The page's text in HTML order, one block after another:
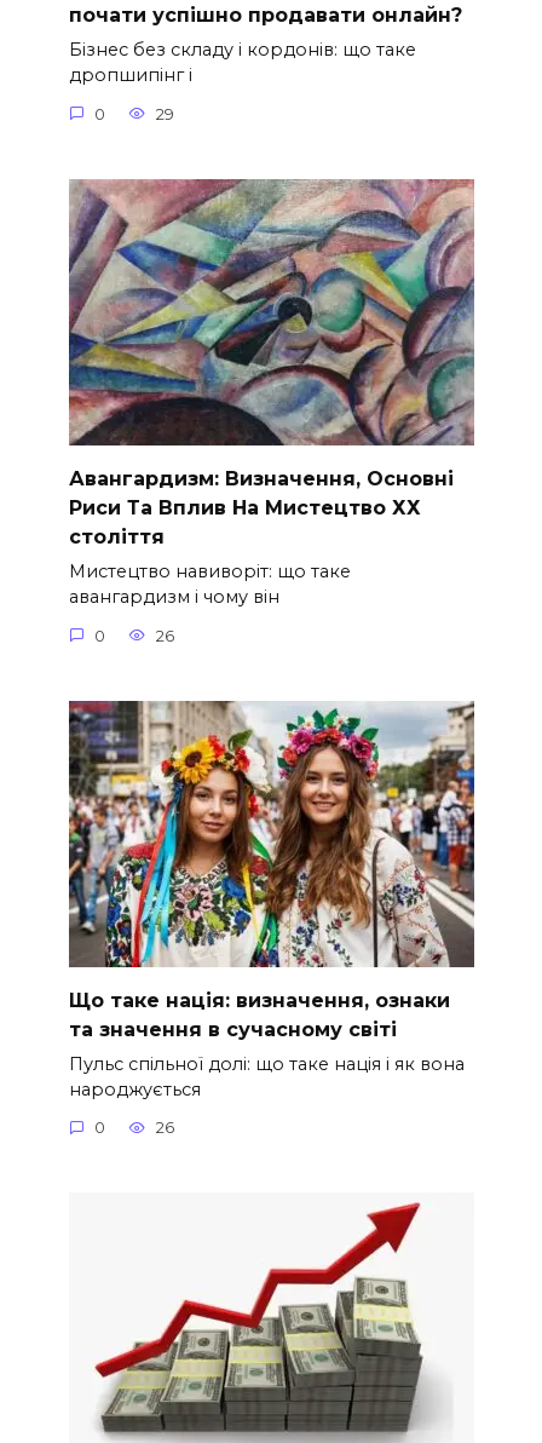
почати успішно продавати онлайн?
Бізнес без складу і кордонів: що таке
дропшипінг і
0 29
Авангардизм: Визначення, Основні
Риси Та Вплив На Мистецтво ХХ
століття
Мистецтво навиворіт: що таке
авангардизм і чому він
0 26
Що таке нація: визначення, ознаки
та значення в сучасному світі
Пульс спільної долі: що таке нація і як вона
народжується
0 26